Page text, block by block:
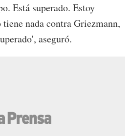
Está superado. Estoy
nada contra Griezmann,
aseguró.